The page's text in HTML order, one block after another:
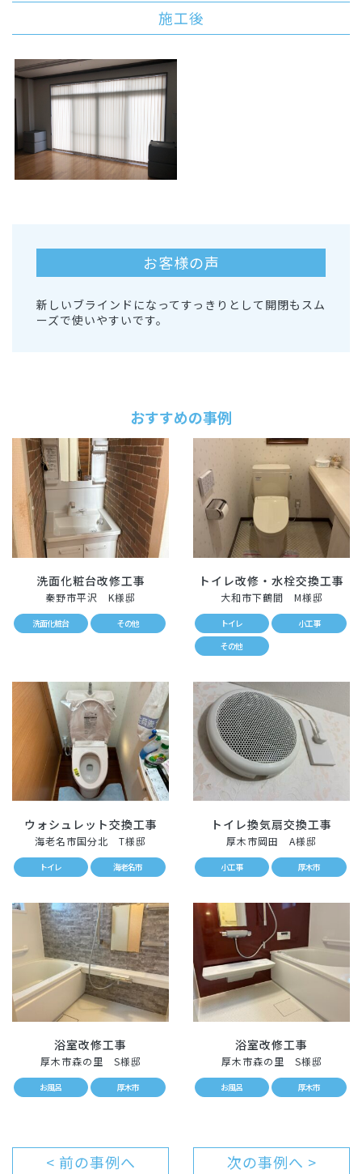
施工後
お客様の声
新しいブラインドになってすっきりとして開閉もスム
ーズで使いやすいです。
おすすめの事例
洗面化粧台改修工事
秦野市平沢 K様邸
洗面化粧台 その他
トイレ改修・水栓交換工事
大和市下鶴間 M様邸
トイレ
小工事
その他
ウォシュレット交換工事
海老名市国分北 T様邸
トイレ 海老名市
トイレ換気扇交換工事
厚木市岡田 A様邸
小工事 厚木市
浴室改修工事
厚木市森の里 S様邸
お風呂 厚木市
浴室改修工事
厚木市森の里 S様邸
お風呂 厚木市
< 前の事例へ
次の事例へ >